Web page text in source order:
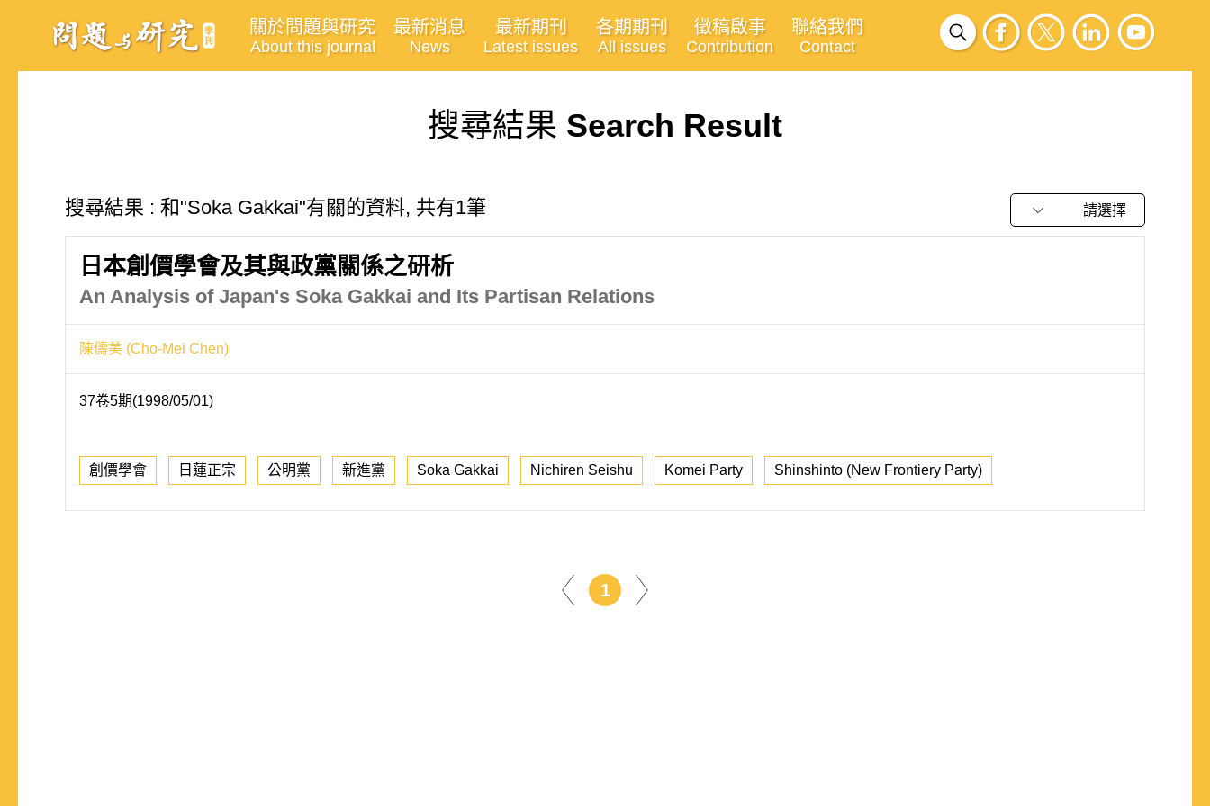
關於問題與研究
About this journal
最新消息
News
最新期刊
Latest issues
各期期刊
All issues
徵稿啟事
Contribution
聯絡我們
Contact
搜尋結果 Search Result
搜尋結果 : 和"Soka Gakkai"有關的資料, 共有1筆 請選擇
日本創價學會及其與政黨關係之研析
An Analysis of Japan's Soka Gakkai and Its Partisan Relations
陳儔美 (Cho-Mei Chen)
37卷5期(1998/05/01)
創價學會 日蓮正宗 公明黨 新進黨 Soka Gakkai Nichiren Seishu Komei Party Shinshinto (New Frontiery Party)
1